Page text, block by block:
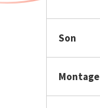
Son
Montage